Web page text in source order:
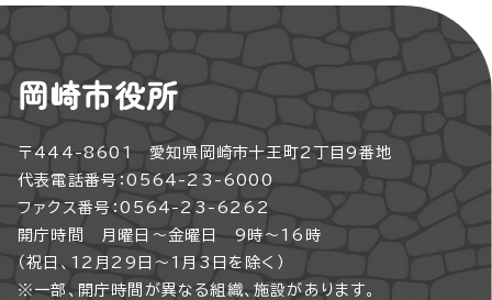
岡崎市役所
〒444-8601 愛知県岡崎市十王町2丁目9番地
代表電話番号：0564-23-6000
ファクス番号：0564-23-6262
開庁時間 月曜日～金曜日 9時～16時
（祝日、12月29日～1月3日を除く）
※一部、開庁時間が異なる組織、施設があります。